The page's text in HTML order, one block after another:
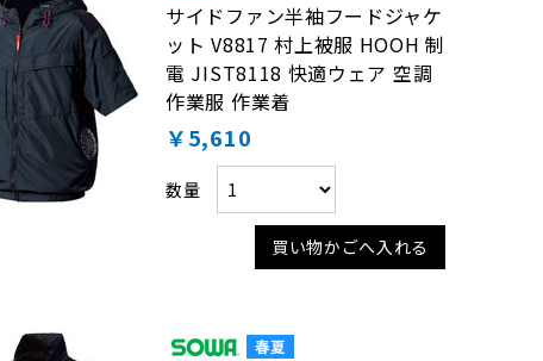
サイドファン半袖フードジャケ
ット V8817 村上被服 HOOH 制
電 JIST8118 快適ウェア 空調
作業服 作業着
￥5,610
数量
買い物かごへ入れる